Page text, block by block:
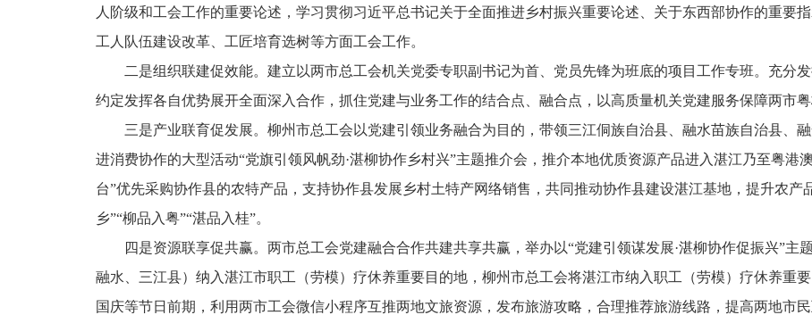
人阶级和工会工作的重要论述，学习贯彻习近平总书记关于全面推进乡村振兴重要论述、关于东西部协作的重要
工人队伍建设改革、工匠培育选树等方面工会工作。
二是组织联建促效能。建立以两市总工会机关党委专职副书记为首、党员先锋为班底的项目工作专班。充分
约定发挥各自优势展开全面深入合作，抓住党建与业务工作的结合点、融合点，以高质量机关党建服务保障两市粤
三是产业联育促发展。柳州市总工会以党建引领业务融合为目的，带领三江侗族自治县、融水苗族自治县、
进消费协作的大型活动“党旗引领风帆劲·湛柳协作乡村兴”主题推介会，推介本地优质资源产品进入湛江乃至粤港
台”优先采购协作县的农特产品，支持协作县发展乡村土特产网络销售，共同推动协作县建设湛江基地，提升农产
乡”“柳品入粤”“湛品入桂”。
四是资源联享促共赢。两市总工会党建融合合作共建共享共赢，举办以“党建引领谋发展·湛柳协作促振兴”主
融水、三江县）纳入湛江市职工（劳模）疗休养重要目的地，柳州市总工会将湛江市纳入职工（劳模）疗休养重
国庆等节日前期，利用两市工会微信小程序互推两地文旅资源，发布旅游攻略，合理推荐旅游线路，提高两地市民